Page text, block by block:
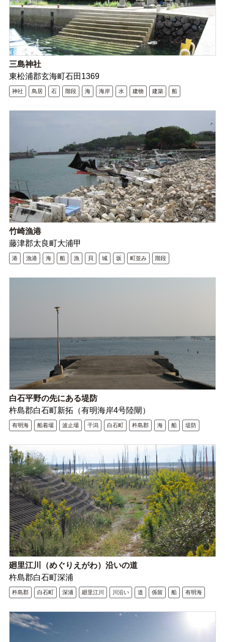
三島神社
東松浦郡玄海町石田1369
神社 鳥居 石 階段 海 海岸 水 建物 建築 船
竹崎漁港
藤津郡太良町大浦甲
港 漁港 海 船 漁 貝 城 坂 町並み 階段
白石平野の先にある堤防
杵島郡白石町新拓（有明海岸4号陸閘）
有明海 船着場 波止場 干潟 白石町 杵島郡 海 船 堤防
廻里江川（めぐりえがわ）沿いの道
杵島郡白石町深浦
杵島郡 白石町 深浦 廻里江川 川沿い 道 係留 船 有明海